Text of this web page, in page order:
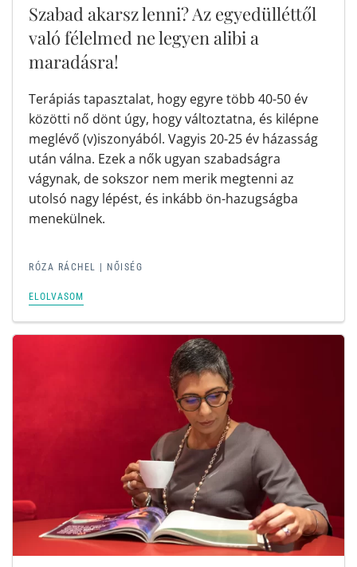
Szabad akarsz lenni? Az egyedülléttől
való félelmed ne legyen alibi a
maradásra!
Terápiás tapasztalat, hogy egyre több 40-50 év
közötti nő dönt úgy, hogy változtatna, és kilépne
meglévő (v)iszonyából. Vagyis 20-25 év házasság
után válna. Ezek a nők ugyan szabadságra
vágynak, de sokszor nem merik megtenni az
utolsó nagy lépést, és inkább ön-hazugságba
menekülnek.
RÓZA RÁCHEL | NŐISÉG
ELOLVASOM